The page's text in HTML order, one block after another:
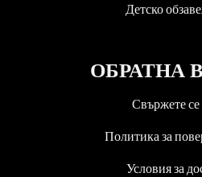
Детско
ОБРАТНА
Свържете се
Политика за
Условия за